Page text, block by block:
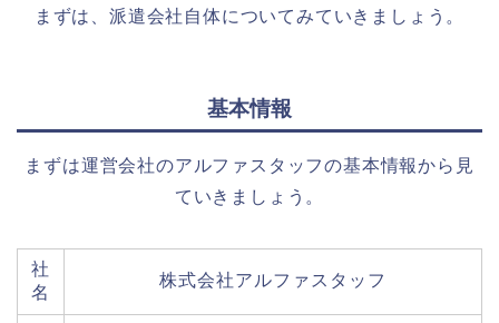
まずは、派遣会社自体についてみていきましょう。
基本情報
まずは運営会社のアルファスタッフの基本情報から見
ていきましょう。
社
名
株式会社アルファスタッフ